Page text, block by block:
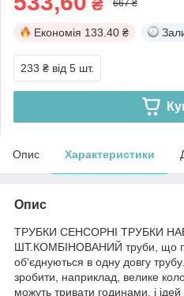
₴ 667 ₴
Економія 133.40 ₴
233 ₴ від 5 шт.
Опис Характеристики
Опис
ТРУБКИ СЕНСОРНІ ТРУБКИ
ШТ.КОМБІНОВАНИЙ труби, що
об'єднуються в одну довгу
зробити, наприклад, велике
можуть тривати годинами, і